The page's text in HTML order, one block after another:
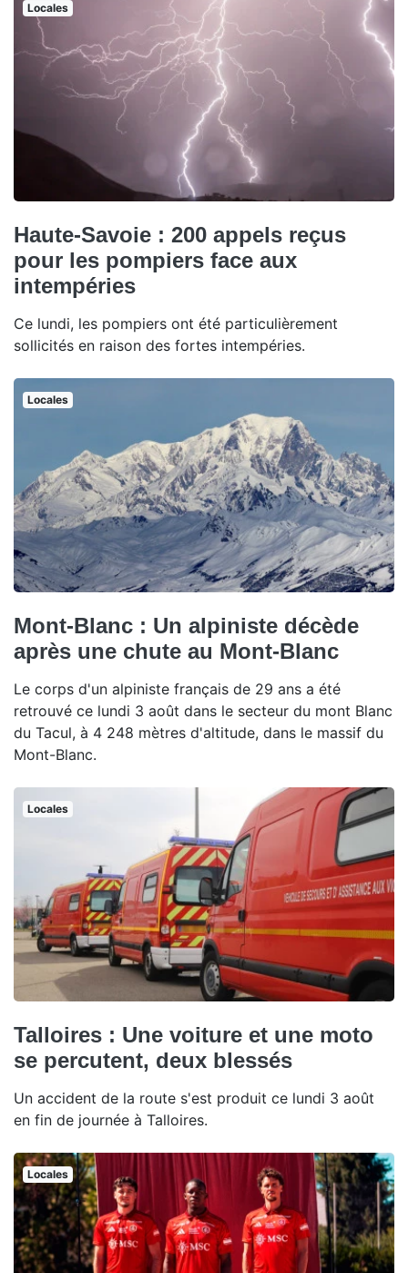
Locales
Haute-Savoie : 200 appels reçus
pour les pompiers face aux
intempéries
Ce lundi, les pompiers ont été particulièrement
sollicités en raison des fortes intempéries.
Locales
Mont-Blanc : Un alpiniste décède
après une chute au Mont-Blanc
Le corps d'un alpiniste français de 29 ans a été
retrouvé ce lundi 3 août dans le secteur du mont Blanc
du Tacul, à 4 248 mètres d'altitude, dans le massif du
Mont-Blanc.
Locales
Talloires : Une voiture et une moto
se percutent, deux blessés
Un accident de la route s'est produit ce lundi 3 août
en fin de journée à Talloires.
Locales